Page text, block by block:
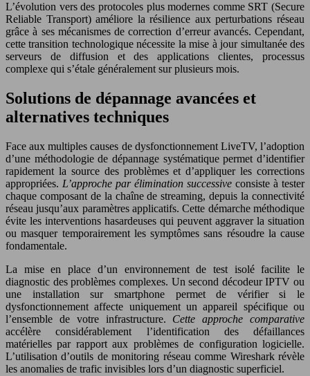
L’évolution vers des protocoles plus modernes comme SRT (Secure
Reliable Transport) améliore la résilience aux perturbations réseau
grâce à ses mécanismes de correction d’erreur avancés. Cependant,
cette transition technologique nécessite la mise à jour simultanée des
serveurs de diffusion et des applications clientes, processus
complexe qui s’étale généralement sur plusieurs mois.
Solutions de dépannage avancées et
alternatives techniques
Face aux multiples causes de dysfonctionnement LiveTV, l’adoption
d’une méthodologie de dépannage systématique permet d’identifier
rapidement la source des problèmes et d’appliquer les corrections
appropriées. L’approche par élimination successive consiste à tester
chaque composant de la chaîne de streaming, depuis la connectivité
réseau jusqu’aux paramètres applicatifs. Cette démarche méthodique
évite les interventions hasardeuses qui peuvent aggraver la situation
ou masquer temporairement les symptômes sans résoudre la cause
fondamentale.
La mise en place d’un environnement de test isolé facilite le
diagnostic des problèmes complexes. Un second décodeur IPTV ou
une installation sur smartphone permet de vérifier si le
dysfonctionnement affecte uniquement un appareil spécifique ou
l’ensemble de votre infrastructure. Cette approche comparative
accélère considérablement l’identification des défaillances
matérielles par rapport aux problèmes de configuration logicielle.
L’utilisation d’outils de monitoring réseau comme Wireshark révèle
les anomalies de trafic invisibles lors d’un diagnostic superficiel.